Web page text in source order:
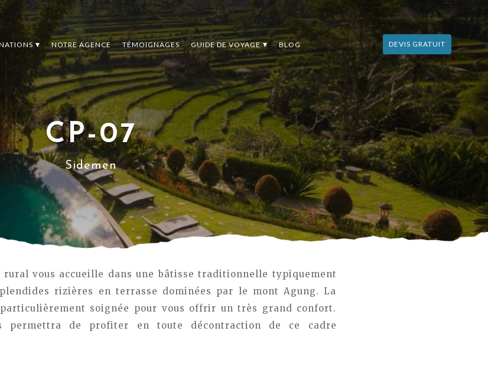
NOTRE AGENCE TÉMOIGNAGES GUIDE DE VOYAGE BLOG DEVIS GRATUIT
CP-07
Sidemen
vous accueille dans une bâtisse traditionnelle typiquement
rizières en terrasse dominées par le mont Agung. La
soignée pour vous offrir un très grand confort.
permettra de profiter en toute décontraction de ce cadre